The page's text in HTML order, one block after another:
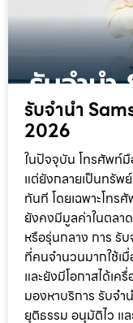
รับจำนำ
2026
ในปัจจุบัน โทรศัพท์มื
แต่ยังกลายเป็นทรัพ
ทันที โดยเฉพาะโท
ยังคงมีมูลค่าในตลา
หรือรุ่นกลาง การ รั
ที่คนจำนวนมากใช้เ
และยังมีโอกาสได้เ
มองหาบริการ รับจำ
ยุติธรรม อนุมัติไว แ